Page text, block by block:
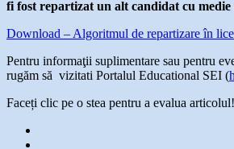
fi fost repartizat un alt candidat cu medie
Download – Algoritmul de repartizare în
Pentru informaţii suplimentare sau pentru
rugăm să vizitati Portalul Educational SEI (
Faceți clic pe o stea pentru a evalua articolul!